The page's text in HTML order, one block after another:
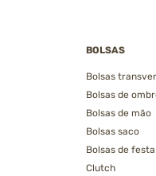
BOLSAS
Bolsas
Bolsas de
Bolsas de mão
Bolsas saco
Bolsas de festa
Clutch